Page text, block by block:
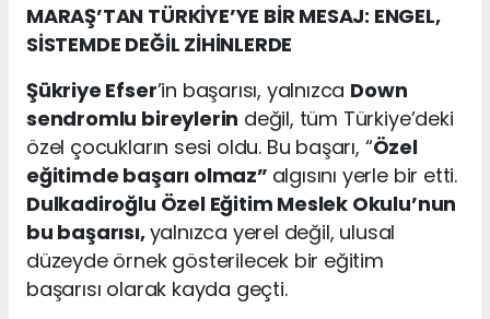
MARAŞ’TAN TÜRKİYE’YE BİR MESAJ: ENGEL,
SİSTEMDE DEĞİL ZİHİNLERDE
Şükriye Efser’in başarısı, yalnızca Down
sendromlu bireylerin değil, tüm Türkiye’deki
özel çocukların sesi oldu. Bu başarı, “Özel
eğitimde başarı olmaz” algısını yerle bir etti.
Dulkadiroğlu Özel Eğitim Meslek Okulu’nun
bu başarısı,yalnızca yerel değil, ulusal
düzeyde örnek gösterilecek bir eğitim
başarısı olarak kayda geçti.